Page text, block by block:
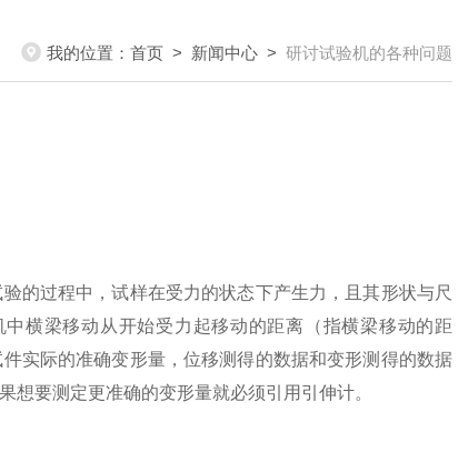
我的位置： 首页 > 新闻中心 > 研讨试验机的各种问题
的过程中，试样在受力的状态下产生力，且其形状与尺
横梁移动从开始受力起移动的距离（指横梁移动的距
实际的准确变形量，位移测得的数据和变形测得的数据
要测定更准确的变形量就必须引用引伸计。